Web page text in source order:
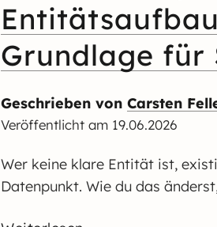
Grundlage für
Geschrieben von Carsten
Veröffentlicht am 19.06.2026
Wer keine klare Entität ist,
Datenpunkt. Wie du das